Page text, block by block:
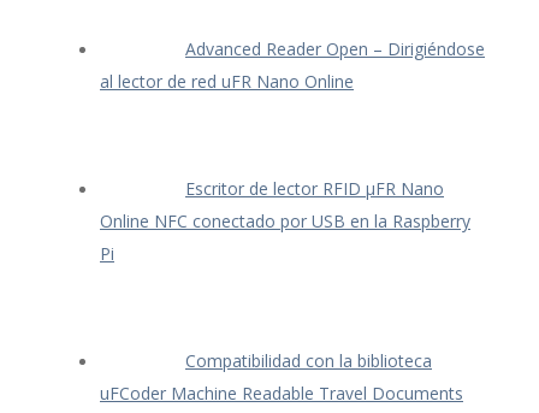
Advanced Reader Open – Dirigiéndose
al lector de red uFR Nano Online
Escritor de lector RFID μFR Nano
Online NFC conectado por USB en la Raspberry
Pi
Compatibilidad con la biblioteca
uFCoder Machine Readable Travel Documents